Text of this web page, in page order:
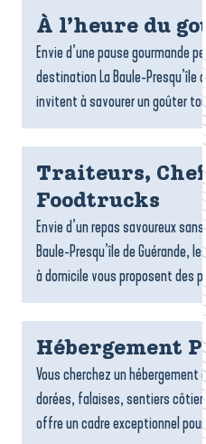
À l’heure du
Envie d’une pause gourmande
destination La Baule-Presqu’île
invitent à savourer un goûter
Traiteurs,
Foodtrucks
Envie d’un repas savoureux
Baule-Presqu’île de
à domicile vous proposent des
Hébergement
Vous cherchez un hébergement
dorées, falaises, sentiers
offre un cadre exceptionnel pour